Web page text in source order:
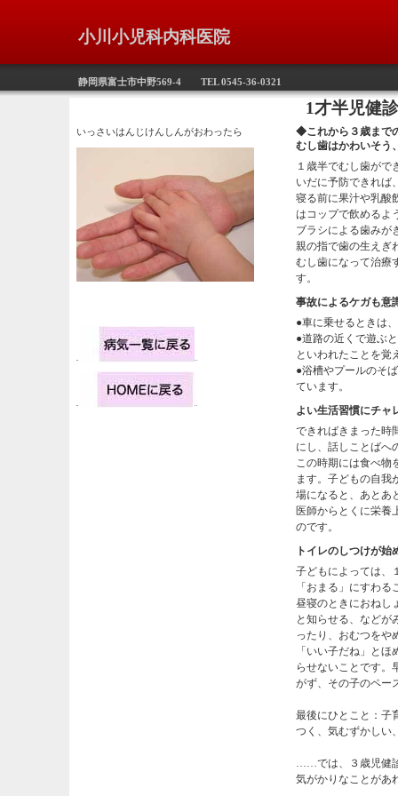
小川小児科内科医院
静岡県富士市中野569-4 TEL 0545-36-0321
1才半児健診が終わ
◆これから３歳まで
むし歯はかわいそう
１歳半でむし歯がで
いだに予防できれば
寝る前に果汁や乳酸
はコップで飲めるよ
ブラシによる歯みが
親の指で歯の生えぎ
むし歯になって治療
す。
事故によるケガも意
●車に乗せるときは
●道路の近くで遊ぶ
といわれたことを覚
●浴槽やプールのそ
ています。
よい生活習慣にチャ
できればきまった時
にし、話しことばへ
この時期には食べ物
ます。子どもの自我
場になると、あとあ
医師からとくに栄養
のです。
トイレのしつけが始
子どもによっては、
「おまる」にすわ
昼寝のときにおねし
と知らせる、などが
ったり、おむつをや
「いい子だね」と
らせないことです。
がず、その子のペー
最後にひとこと：子
つく、気むずかしい
……では、３歳児健
気がかりなことがあ
いっさいはんじけんしんがおわったら